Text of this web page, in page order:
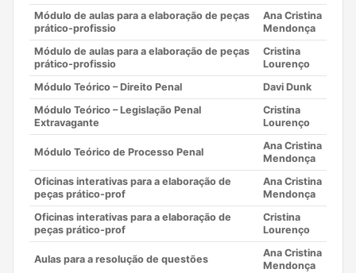
Módulo de aulas para a elaboração de peças
prático-profissio
Ana Cristina
Mendonça
Módulo de aulas para a elaboração de peças
prático-profissio
Cristina
Lourenço
Módulo Teórico – Direito Penal
Davi Dunk
Módulo Teórico – Legislação Penal
Extravagante
Cristina
Lourenço
Módulo Teórico de Processo Penal
Ana Cristina
Mendonça
Oficinas interativas para a elaboração de
peças prático-prof
Ana Cristina
Mendonça
Oficinas interativas para a elaboração de
peças prático-prof
Cristina
Lourenço
Aulas para a resolução de questões
Ana Cristina
Mendonça